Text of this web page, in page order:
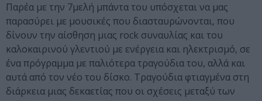
Παρέα με την 7μελή μπάντα του υπόσχεται να μας
παρασύρει με μουσικές που διασταυρώνονται, που
δίνουν την αίσθηση μιας rock συναυλίας και του
καλοκαιρινού γλεντιού με ενέργεια και ηλεκτρισμό, σε
ένα πρόγραμμα με παλιότερα τραγούδια του, αλλά και
αυτά από τον νέο του δίσκο. Τραγούδια φτιαγμένα στη
διάρκεια μιας δεκαετίας που οι σχέσεις μεταξύ των